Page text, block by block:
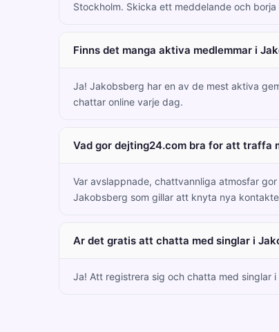
Stockholm. Skicka ett meddelande och borja
Finns det manga aktiva medlemmar i
Ja! Jakobsberg har en av de mest aktiva
chattar online varje dag.
Vad gor dejting24.com bra for att traffa
Var avslappnade, chattvannliga atmosfar
Jakobsberg som gillar att knyta nya
Ar det gratis att chatta med singlar i
Ja! Att registrera sig och chatta med singlar